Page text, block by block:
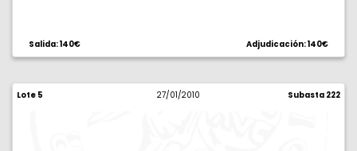
Salida: 140€ Adjudicación: 140€
Lote 5 27/01/2010 Subasta 222